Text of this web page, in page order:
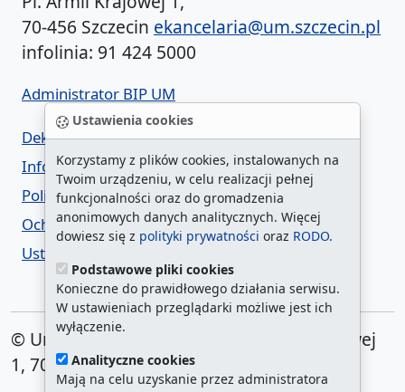
Ustawienia cookies
Korzystamy z plików cookies, instalowanych na
Twoim urządzeniu, w celu realizacji pełnej
funkcjonalności oraz do gromadzenia
anonimowych danych analitycznych. Więcej
dowiesz się z polityki prywatności oraz RODO.
Podstawowe pliki cookies
Konieczne do prawidłowego działania serwisu.
W ustawieniach przeglądarki możliwe jest ich
wyłączenie.
Analityczne cookies
Mają na celu uzyskanie przez administratora
70-456 Szczecin ekancelaria@um.szczecin.pl
infolinia: 91 424 5000
Administrator BIP UM
Deklaracja dostępności
Informacja o urzędzie w ETR
Polityka prywatności
Ochrona danych osobowych
Ustawienia cookies
© Urząd Miasta Szczecin. Plac Armii Krajowej
1, 70-456 Szczecin